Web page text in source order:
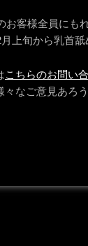
お客様全員にも
月上旬から乳首
こちらのお問い
なご意見あろ